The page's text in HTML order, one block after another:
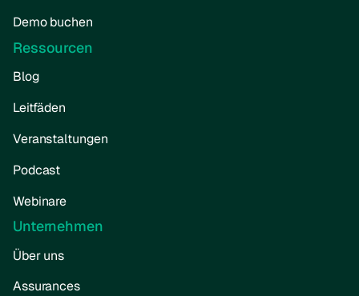
Demo buchen
Ressourcen
Blog
Leitfäden
Veranstaltungen
Podcast
Webinare
Unternehmen
Über uns
Assurances